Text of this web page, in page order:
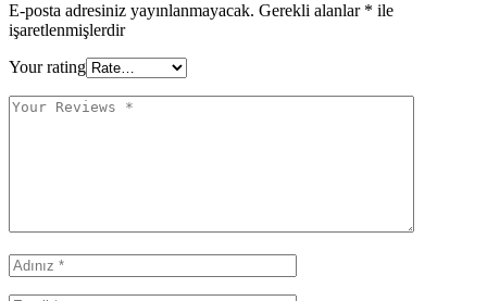
E-posta adresiniz yayınlanmayacak. Gerekli alanlar * ile
işaretlenmişlerdir
Your rating